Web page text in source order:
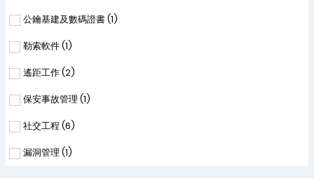
公鑰基建及數碼證書 (1)
勒索軟件 (1)
遙距工作 (2)
保安事故管理 (1)
社交工程 (6)
漏洞管理 (1)